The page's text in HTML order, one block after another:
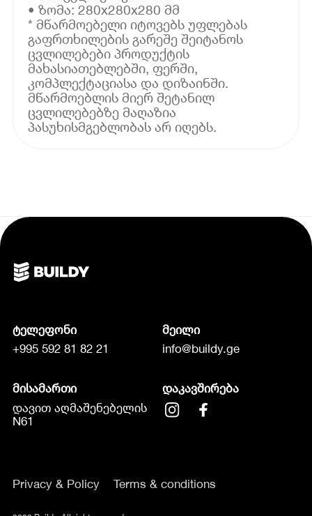
• ზომა: 280x280x280 მმ
* მწარმოებელი იტოვებს უფლებას
გაფრთხილების გარეშე შეიტანოს
ცვლილებები პროდუქტის
მახასიათებლებში, ფერში,
კომპლექტაციასა და დიზაინში.
მწარმოებლის მიერ შეტანილ
ცვლილებებზე მაღაზია
პასუხისმგებლობას არ იღებს.
ტელეფონი
+995 592 81 82 21
მეილი
info@buildy.ge
მისამართი
დავით აღმაშენებელის
N61
დაკავშირება
Privacy & Policy Terms & conditions